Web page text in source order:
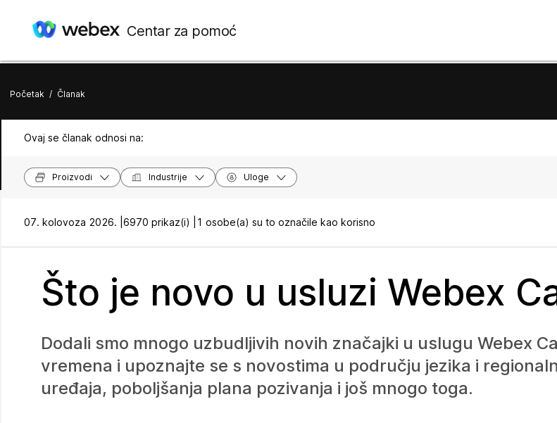
Centar za pomoć
Početak / Članak
Ovaj se članak odnosi na:
Proizvodi Industrije Uloge
07. kolovoza 2026. | 6970 prikaz(i) | 1 osobe(a) su to označile kao korisno
Što je novo u usluzi Webex
Dodali smo mnogo uzbudljivih novih značajki u uslugu Webex
vremena i upoznajte se s novostima u području jezika i
uređaja, poboljšanja plana pozivanja i još mnogo toga.